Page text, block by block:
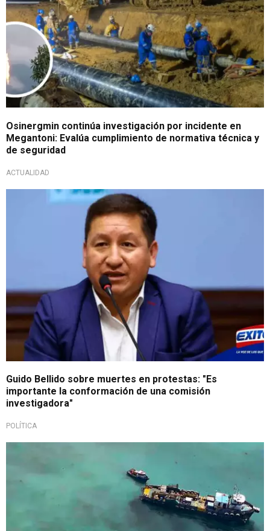
Osinergmin continúa investigación por incidente en
Megantoni: Evalúa cumplimiento de normativa técnica y
de seguridad
ACTUALIDAD
Guido Bellido sobre muertes en protestas: "Es
importante la conformación de una comisión
investigadora"
POLÍTICA